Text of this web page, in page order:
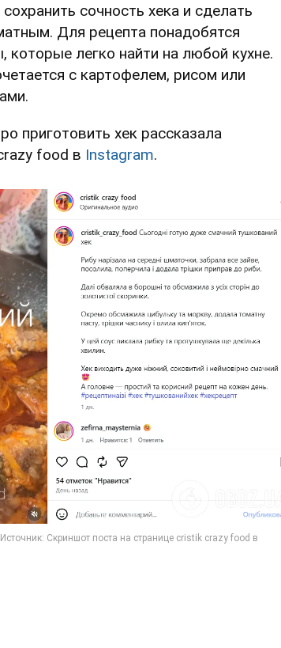
сочность хека и сделать
Для рецепта понадобятся
которые легко найти на любой кухне.
с картофелем, рисом или
приготовить хек рассказала
food в Instagram.